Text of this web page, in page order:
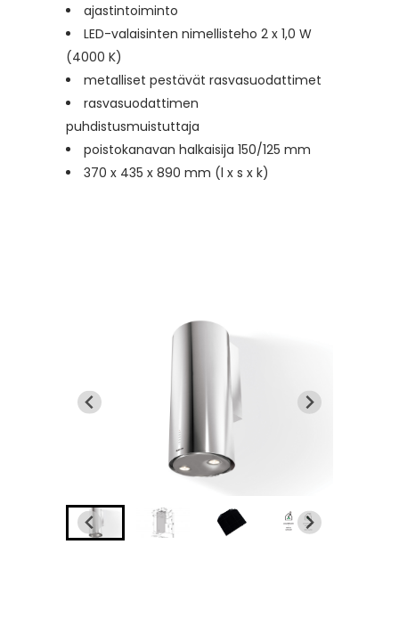
ajastintoiminto
LED-valaisinten nimellisteho 2 x 1,0 W
(4000 K)
metalliset pestävät rasvasuodattimet
rasvasuodattimen
puhdistusmuistuttaja
poistokanavan halkaisija 150/125 mm
370 x 435 x 890 mm (l x s x k)